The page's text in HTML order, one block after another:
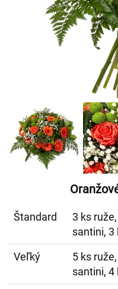
Štandard
3 ks
santini, 3
Veľký
5 ks
santini, 4